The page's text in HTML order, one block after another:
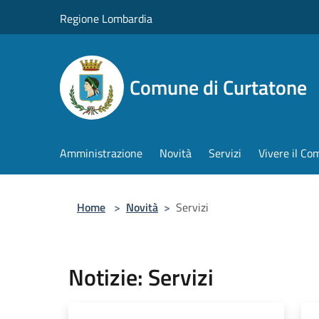
Regione Lombardia
Comune di Curtatone
Amministrazione Novità Servizi Vivere il
Home > Novità > Servizi
Notizie: Servizi